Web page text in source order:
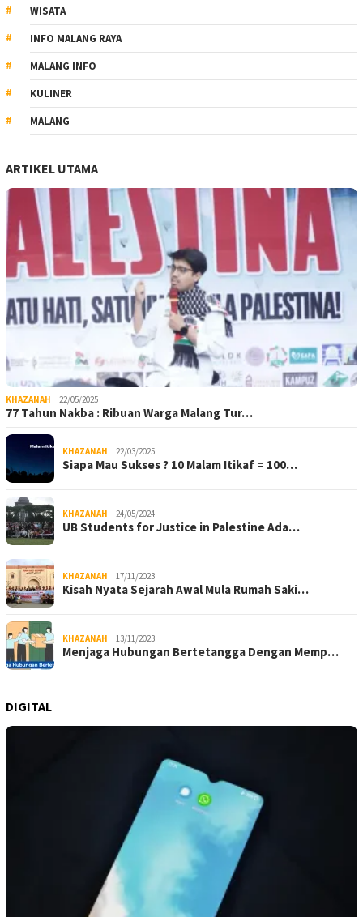
WISATA
INFO MALANG RAYA
MALANG INFO
KULINER
MALANG
ARTIKEL UTAMA
KHAZANAH 22/05/2025
77 Tahun Nakba : Ribuan Warga Malang Tur…
KHAZANAH 22/03/2025
Siapa Mau Sukses ? 10 Malam Itikaf = 100…
KHAZANAH 24/05/2024
UB Students for Justice in Palestine Ada…
KHAZANAH 17/11/2023
Kisah Nyata Sejarah Awal Mula Rumah Saki…
KHAZANAH 13/11/2023
Menjaga Hubungan Bertetangga Dengan Memp…
DIGITAL